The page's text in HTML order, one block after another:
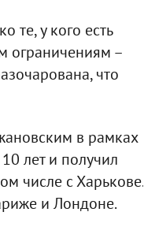
те, у кого есть
ограничениям –
что
в рамках
лет и получил
числе с Харькове.
и Лондоне.